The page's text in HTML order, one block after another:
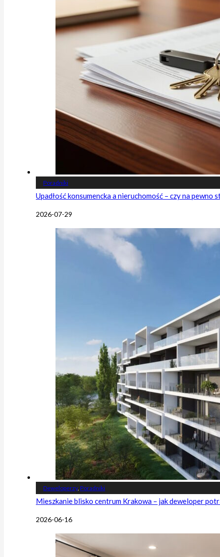
Poradniki
Upadłość konsumencka a nieruchomość – czy na pewno
2026-07-29
Deweloperzy, Poradniki
Mieszkanie blisko centrum Krakowa – jak deweloper
2026-06-16